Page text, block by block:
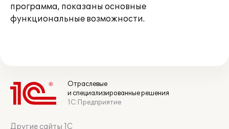
программа, показаны основные
функциональные возможности.
Отраслевые
и специализированные решения
1С:Предприятие
Другие сайты 1С